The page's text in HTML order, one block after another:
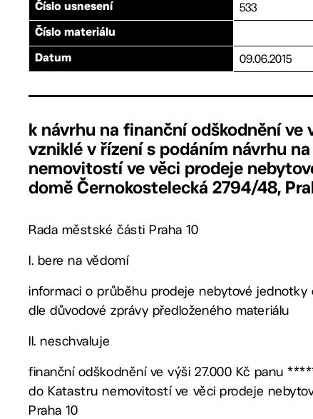
Číslo usnesení 533
Číslo materiálu
Datum 09.06.2015
k návrhu na finanční odškodnění ve
vzniklé v řízení s podáním návrhu
nemovitostí ve věci prodeje
domě Černokostelecká 2794/48,
Rada městské části Praha 10
I. bere na vědomí
informaci o průběhu prodeje nebytové
dle důvodové zprávy předloženého materiálu
II. neschvaluje
finanční odškodnění ve výši 27.000 Kč panu
do Katastru nemovitostí ve věci prodeje
Praha 10